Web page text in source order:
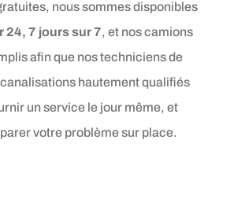
nous sommes disponibles
24, 7 jours sur 7, et nos camions
afin que nos techniciens de
hautement qualifiés
un service le jour même, et
votre problème sur place.